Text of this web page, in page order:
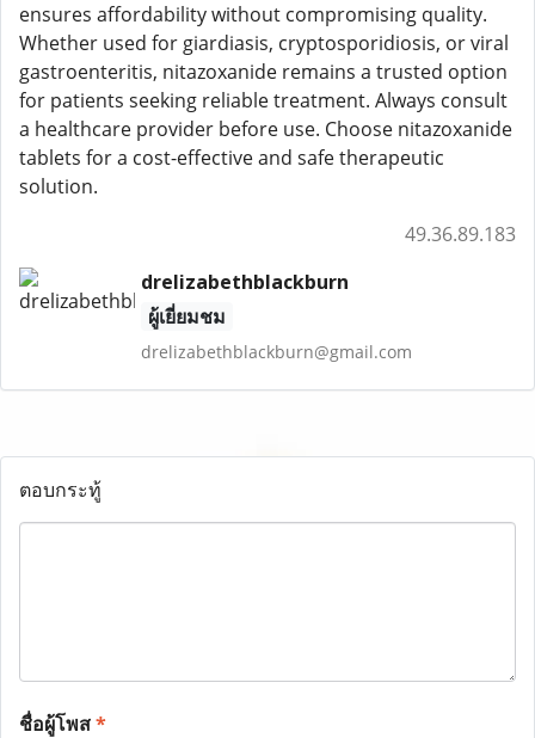
ensures affordability without compromising quality.
Whether used for giardiasis, cryptosporidiosis, or viral
gastroenteritis, nitazoxanide remains a trusted option
for patients seeking reliable treatment. Always consult
a healthcare provider before use. Choose nitazoxanide
tablets for a cost-effective and safe therapeutic
solution.
49.36.89.183
drelizabethblackburn
ผู้เยี่ยมชม
drelizabethblackburn@gmail.com
ตอบกระทู้
ชื่อผู้โพส*